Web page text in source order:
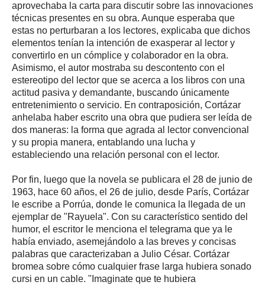
aprovechaba la carta para discutir sobre las innovaciones
técnicas presentes en su obra. Aunque esperaba que
estas no perturbaran a los lectores, explicaba que dichos
elementos tenían la intención de exasperar al lector y
convertirlo en un cómplice y colaborador en la obra.
Asimismo, el autor mostraba su descontento con el
estereotipo del lector que se acerca a los libros con una
actitud pasiva y demandante, buscando únicamente
entretenimiento o servicio. En contraposición, Cortázar
anhelaba haber escrito una obra que pudiera ser leída de
dos maneras: la forma que agrada al lector convencional
y su propia manera, entablando una lucha y
estableciendo una relación personal con el lector.
Por fin, luego que la novela se publicara el 28 de junio de
1963, hace 60 años, el 26 de julio, desde París, Cortázar
le escribe a Porrúa, donde le comunica la llegada de un
ejemplar de "Rayuela". Con su característico sentido del
humor, el escritor le menciona el telegrama que ya le
había enviado, asemejándolo a las breves y concisas
palabras que caracterizaban a Julio César. Cortázar
bromea sobre cómo cualquier frase larga hubiera sonado
cursi en un cable. "Imaginate que te hubiera